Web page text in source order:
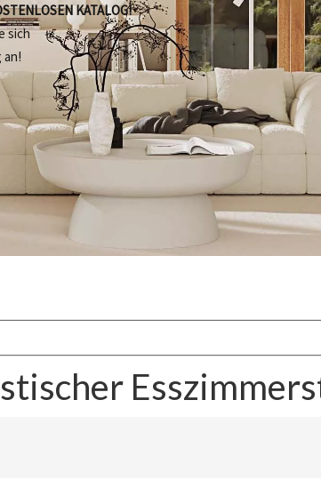
KATALOG!
sich
an!